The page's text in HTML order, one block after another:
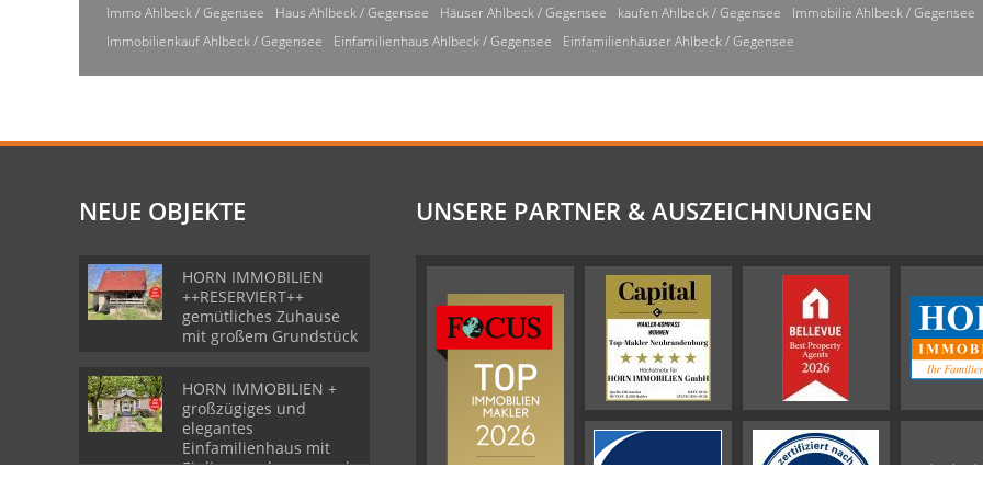
Immo Ahlbeck / Gegensee Haus Ahlbeck / Gegensee Häuser Ahlbeck / Gegensee kaufen Ahlbeck / Gegensee
Immobilie Ahlbeck / Gegensee
Immobilienkauf Ahlbeck / Gegensee
Einfamilienhaus Ahlbeck / Gegensee Einfamilienhäuser Ahlbeck / Gegensee
NEUE OBJEKTE
HORN IMMOBILIEN
++RESERVIERT++
gemütliches Zuhause
mit großem Grundstück
HORN IMMOBILIEN +
großzügiges und
elegantes
Einfamilienhaus mit
Einliegerwohnung und
UNSERE PARTNER & AUSZEICHNUNGEN